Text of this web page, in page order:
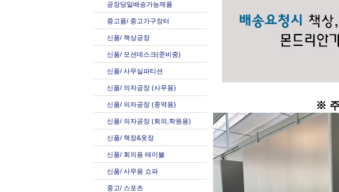
공장당일배송가능제품
중고품/ 중고가구장터
신품/ 책상공장
신품/ 모션데스크(준비중)
신품/ 사무실파티션
신품/ 의자공장 (사무용)
신품/ 의자공장 (중역용)
신품/ 의자공장 (회의,학원용)
신품/ 책장&옷장
신품/ 회의용 테이블
신품/ 사무용 쇼파
중고/ 스포츠
※